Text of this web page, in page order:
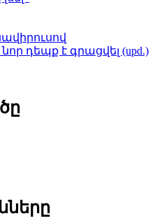
դեպք է գրացվել (upd.)